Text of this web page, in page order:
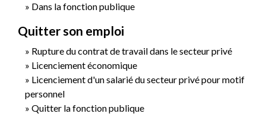
Dans la fonction publique
Quitter son emploi
Rupture du contrat de travail dans le secteur privé
Licenciement économique
Licenciement d'un salarié du secteur privé pour motif
personnel
Quitter la fonction publique